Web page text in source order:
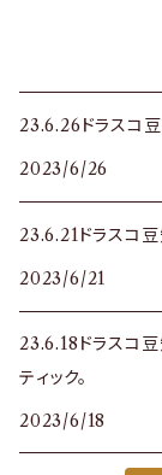
23.6.26ドラスコ豆
2023/6/26
23.6.21ドラスコ
2023/6/21
23.6.18ドラスコ
ティック。
2023/6/18